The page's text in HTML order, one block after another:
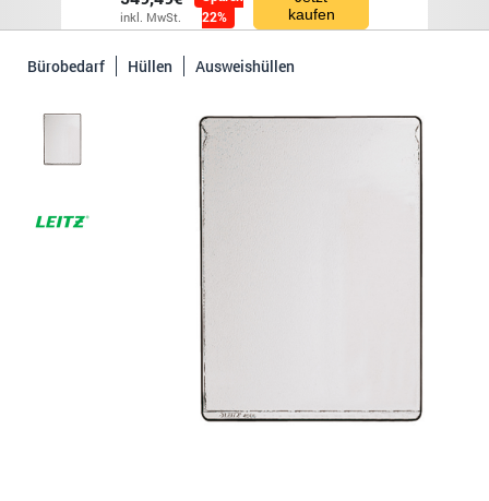
inkl. MwSt.
22%
kaufen
Bürobedarf Hüllen Ausweishüllen